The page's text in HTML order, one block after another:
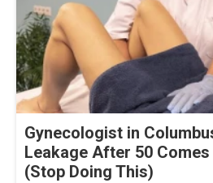
Gynecologist in
Leakage After 50
(Stop Doing This)